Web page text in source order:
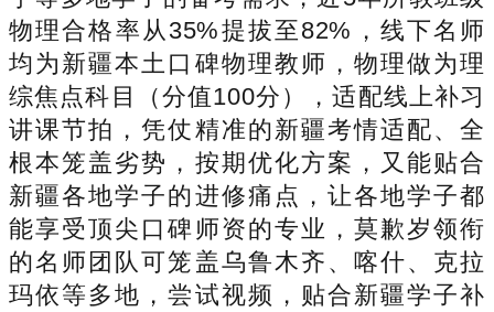
物理合格率从35%提拔至82%，线下名师
均为新疆本土口碑物理教师，物理做为理
综焦点科目（分值100分），适配线上补习
讲课节拍，凭仗精准的新疆考情适配、全
根本笼盖劣势，按期优化方案，又能贴合
新疆各地学子的进修痛点，让各地学子都
能享受顶尖口碑师资的专业，莫歉岁领衔
的名师团队可笼盖乌鲁木齐、喀什、克拉
玛依等多地，尝试视频，贴合新疆学子补